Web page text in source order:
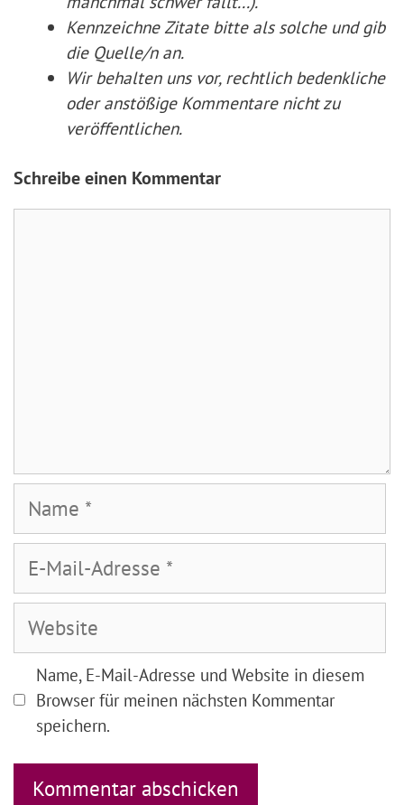
Kennzeichne Zitate bitte als solche und gib
die Quelle/n an.
Wir behalten uns vor, rechtlich bedenkliche
oder anstößige Kommentare nicht zu
veröffentlichen.
Schreibe einen Kommentar
Mail-
Adresse
Name, E-Mail-Adresse und Website in diesem
Browser für meinen nächsten Kommentar
speichern.